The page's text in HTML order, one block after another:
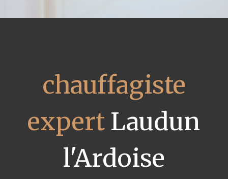
chauffagiste
expert Laudun
l'Ardoise